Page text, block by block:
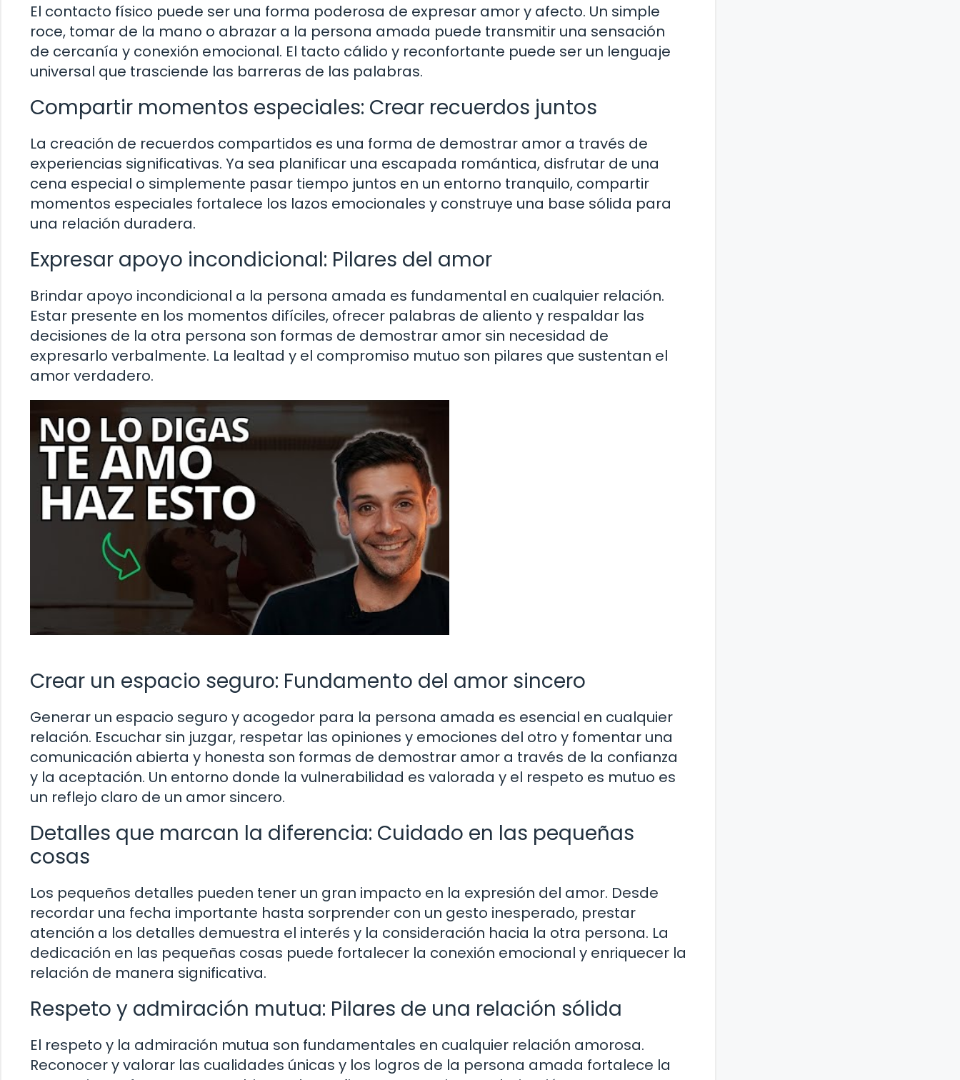
El contacto físico puede ser una forma poderosa de expresar amor y afecto. Un simple
roce, tomar de la mano o abrazar a la persona amada puede transmitir una sensación
de cercanía y conexión emocional. El tacto cálido y reconfortante puede ser un lenguaje
universal que trasciende las barreras de las palabras.
Compartir momentos especiales: Crear recuerdos juntos
La creación de recuerdos compartidos es una forma de demostrar amor a través de
experiencias significativas. Ya sea planificar una escapada romántica, disfrutar de una
cena especial o simplemente pasar tiempo juntos en un entorno tranquilo, compartir
momentos especiales fortalece los lazos emocionales y construye una base sólida para
una relación duradera.
Expresar apoyo incondicional: Pilares del amor
Brindar apoyo incondicional a la persona amada es fundamental en cualquier relación.
Estar presente en los momentos difíciles, ofrecer palabras de aliento y respaldar las
decisiones de la otra persona son formas de demostrar amor sin necesidad de
expresarlo verbalmente. La lealtad y el compromiso mutuo son pilares que sustentan el
amor verdadero.
Crear un espacio seguro: Fundamento del amor sincero
Generar un espacio seguro y acogedor para la persona amada es esencial en cualquier
relación. Escuchar sin juzgar, respetar las opiniones y emociones del otro y fomentar una
comunicación abierta y honesta son formas de demostrar amor a través de la confianza
y la aceptación. Un entorno donde la vulnerabilidad es valorada y el respeto es mutuo es
un reflejo claro de un amor sincero.
Detalles que marcan la diferencia: Cuidado en las pequeñas
cosas
Los pequeños detalles pueden tener un gran impacto en la expresión del amor. Desde
recordar una fecha importante hasta sorprender con un gesto inesperado, prestar
atención a los detalles demuestra el interés y la consideración hacia la otra persona. La
dedicación en las pequeñas cosas puede fortalecer la conexión emocional y enriquecer la
relación de manera significativa.
Respeto y admiración mutua: Pilares de una relación sólida
El respeto y la admiración mutua son fundamentales en cualquier relación amorosa.
Reconocer y valorar las cualidades únicas y los logros de la persona amada fortalece la